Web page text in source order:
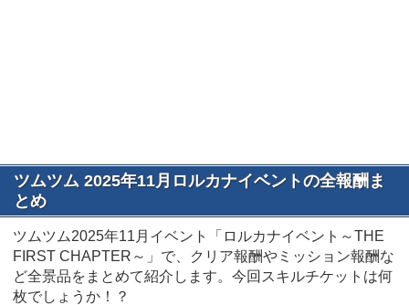
ツムツム 2025年11月ロルカナイベントの全報酬ま
とめ
ツムツム2025年11月イベント「ロルカナイベント～THE
FIRST CHAPTER～」で、クリア報酬やミッション報酬な
ど全景品をまとめて紹介します。今回スキルチケットは何
枚でしょうか！？